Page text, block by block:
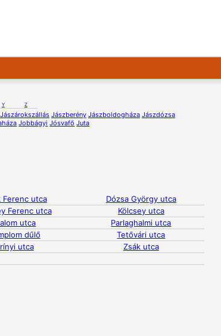
Y Z
Jászárokszállás Jászberény Jászboldogháza Jászdózsa
Jobbágyi Jósvafő Juta
Ferenc utca
Dózsa György utca
Ferenc utca
Kölcsey utca
utca
Parlaghalmi utca
dűlő
Tetővári utca
utca Zsák utca